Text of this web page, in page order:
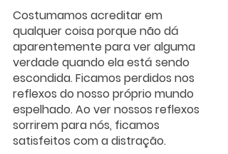
Costumamos acreditar em
qualquer coisa porque não dá
aparentemente para ver alguma
verdade quando ela está sendo
escondida. Ficamos perdidos nos
reflexos do nosso próprio mundo
espelhado. Ao ver nossos reflexos
sorrirem para nós, ficamos
satisfeitos com a distração.